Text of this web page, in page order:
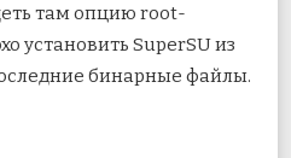
там опцию root-
установить SuperSU из
бинарные файлы.